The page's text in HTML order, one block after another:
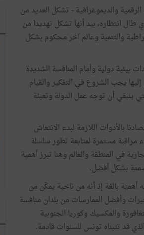
الرقمية والديموغرافية - تشكل العديد من
انتظاره، بيد أنها تشكل تهديدا من
والتنمية وعالم آخر محكوم بشكل
دولية وأمام المنافسة الشديدة
يجب الشروع في التفكير والقيام
أن توجه عمل الدولة وتعبئة
بالأدوات اللازمة لبدء الانتعاش
مستمرة لمتابعة تطور سلسلة
في المنطقة والعالم وهنا تبرز أهمية
بشكل أفضل.
أهميّة بالغة إذ أنه من ناحية يمكّن من
وأفضل الممارسات من بلدان منافسة
والمكسيك وكوريا الجنوبية
قد تتبناه تونس للسنوات قادمة.